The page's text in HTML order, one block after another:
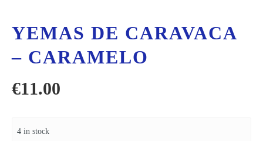
YEMAS DE CARAVACA
– CARAMELO
€11.00
4 in stock